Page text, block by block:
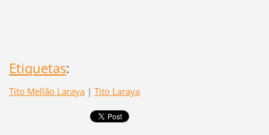
Etiquetas:
Tito Mellão Laraya | Tito Laraya